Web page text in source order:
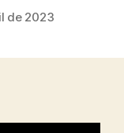
de 2023